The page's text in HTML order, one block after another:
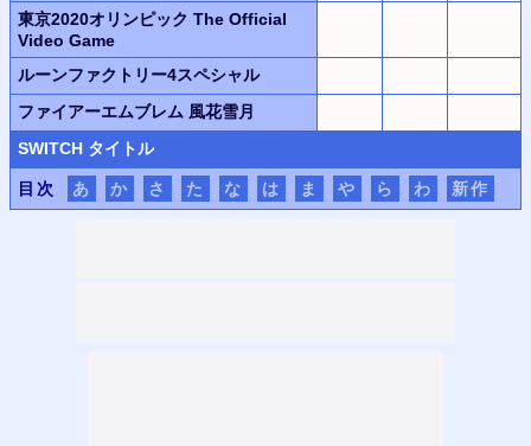
東京2020オリンピック The Official
Video Game
ルーンファクトリー4スペシャル
ファイアーエムブレム 風花雪月
SWITCH タイトル
目次 あ か さ た な は ま や ら わ 新作